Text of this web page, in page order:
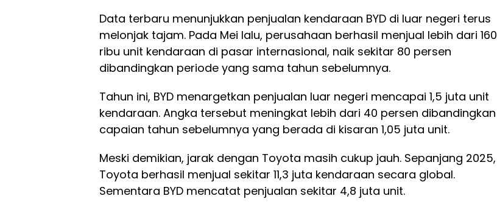
Data terbaru menunjukkan penjualan kendaraan BYD di luar negeri terus
melonjak tajam. Pada Mei lalu, perusahaan berhasil menjual lebih dari 160
ribu unit kendaraan di pasar internasional, naik sekitar 80 persen
dibandingkan periode yang sama tahun sebelumnya.
Tahun ini, BYD menargetkan penjualan luar negeri mencapai 1,5 juta unit
kendaraan. Angka tersebut meningkat lebih dari 40 persen dibandingkan
capaian tahun sebelumnya yang berada di kisaran 1,05 juta unit.
Meski demikian, jarak dengan Toyota masih cukup jauh. Sepanjang 2025,
Toyota berhasil menjual sekitar 11,3 juta kendaraan secara global.
Sementara BYD mencatat penjualan sekitar 4,8 juta unit.